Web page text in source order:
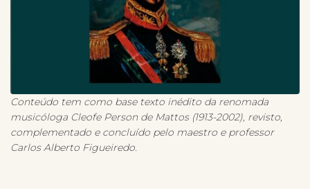
Conteúdo tem como base texto inédito da renomada
musicóloga Cleofe Person de Mattos (1913-2002), revisto,
complementado e concluído pelo maestro e professor
Carlos Alberto Figueiredo.